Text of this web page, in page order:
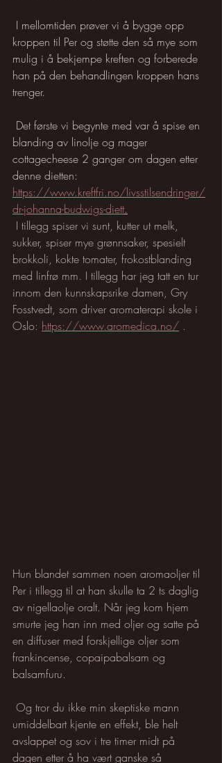
kroppen til Per og støtte den så mye som
mulig i å bekjempe kreften og forberede
han på den behandlingen kroppen hans
trenger.
blanding av linolje og mager
cottagecheese 2 ganger om dagen etter
denne dietten:
https://www.kreftfri.no/livsstilsendringer/
dr-johanna-budwigs-diett.
sukker, spiser mye grønnsaker, spesielt
brokkoli, kokte tomater, frokostblanding
med linfrø mm. I tillegg har jeg tatt en tur
innom den kunnskapsrike damen, Gry
Fosstvedt, som driver aromaterapi skole i
Oslo: https://www.aromedica.no/ .
Hun blandet sammen noen aromaoljer til
Per i tillegg til at han skulle ta 2 ts daglig
av nigellaolje oralt. Når jeg kom hjem
smurte jeg han inn med oljer og satte på
en diffuser med forskjellige oljer som
frankincense, copaipabalsam og
balsamfuru.
umiddelbart kjente en effekt, ble helt
avslappet og sov i tre timer midt på
dagen etter å ha vært ganske så